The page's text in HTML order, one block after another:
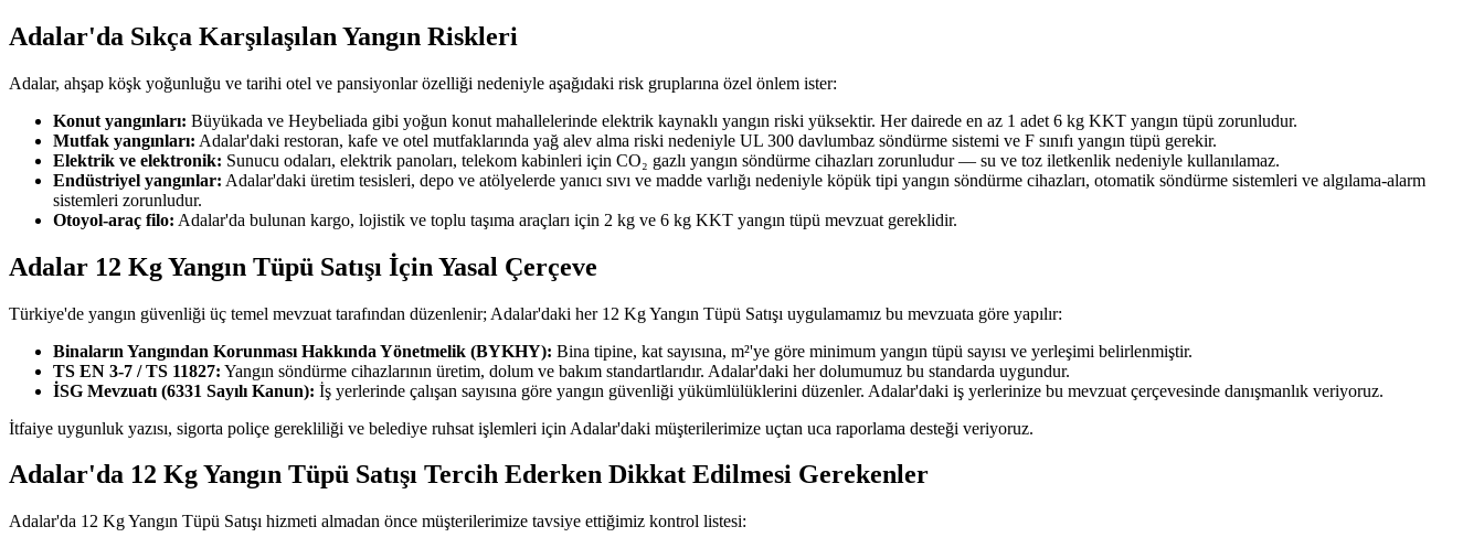
Adalar'da Sıkça Karşılaşılan Yangın Riskleri
Adalar, ahşap köşk yoğunluğu ve tarihi otel ve pansiyonlar özelliği nedeniyle aşağıdaki risk gruplarına özel önlem ister:
Konut yangınları: Büyükada ve Heybeliada gibi yoğun konut mahallelerinde elektrik kaynaklı yangın riski yüksektir. Her dairede en az 1 adet 6 kg KKT yangın tüpü zorunludur.
Mutfak yangınları: Adalar'daki restoran, kafe ve otel mutfaklarında yağ alev alma riski nedeniyle UL 300 davlumbaz söndürme sistemi ve F sınıfı yangın tüpü gerekir.
Elektrik ve elektronik: Sunucu odaları, elektrik panoları, telekom kabinleri için CO₂ gazlı yangın söndürme cihazları zorunludur — su ve toz iletkenlik nedeniyle kullanılamaz.
Endüstriyel yangınlar: Adalar'daki üretim tesisleri, depo ve atölyelerde yanıcı sıvı ve madde varlığı nedeniyle köpük tipi yangın söndürme cihazları, otomatik söndürme sistemleri ve algılama-alarm
sistemleri zorunludur.
Otoyol-araç filo: Adalar'da bulunan kargo, lojistik ve toplu taşıma araçları için 2 kg ve 6 kg KKT yangın tüpü mevzuat gereklidir.
Adalar 12 Kg Yangın Tüpü Satışı İçin Yasal Çerçeve
Türkiye'de yangın güvenliği üç temel mevzuat tarafından düzenlenir; Adalar'daki her 12 Kg Yangın Tüpü Satışı uygulamamız bu mevzuata göre yapılır:
Binaların Yangından Korunması Hakkında Yönetmelik (BYKHY): Bina tipine, kat sayısına, m²'ye göre minimum yangın tüpü sayısı ve yerleşimi belirlenmiştir.
TS EN 3-7 / TS 11827: Yangın söndürme cihazlarının üretim, dolum ve bakım standartlarıdır. Adalar'daki her dolumumuz bu standarda uygundur.
İSG Mevzuatı (6331 Sayılı Kanun): İş yerlerinde çalışan sayısına göre yangın güvenliği yükümlülüklerini düzenler. Adalar'daki iş yerlerinize bu mevzuat çerçevesinde danışmanlık veriyoruz.
İtfaiye uygunluk yazısı, sigorta poliçe gerekliliği ve belediye ruhsat işlemleri için Adalar'daki müşterilerimize uçtan uca raporlama desteği veriyoruz.
Adalar'da 12 Kg Yangın Tüpü Satışı Tercih Ederken Dikkat Edilmesi Gerekenler
Adalar'da 12 Kg Yangın Tüpü Satışı hizmeti almadan önce müşterilerimize tavsiye ettiğimiz kontrol listesi: